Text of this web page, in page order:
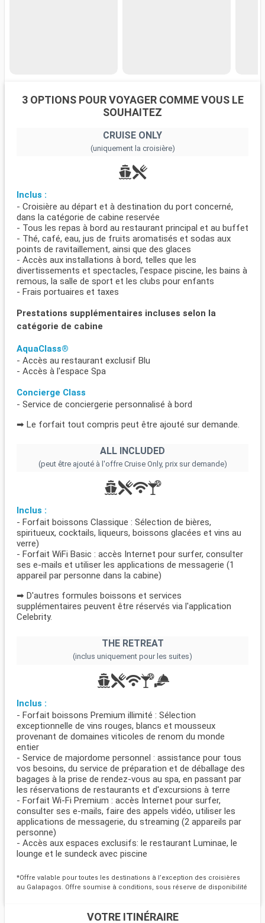
3 OPTIONS POUR VOYAGER COMME VOUS LE
SOUHAITEZ
CRUISE ONLY
(uniquement la croisière)
Inclus :
- Croisière au départ et à destination du port concerné,
dans la catégorie de cabine reservée
- Tous les repas à bord au restaurant principal et au buffet
- Thé, café, eau, jus de fruits aromatisés et sodas aux
points de ravitaillement, ainsi que des glaces
- Accès aux installations à bord, telles que les
divertissements et spectacles, l'espace piscine, les bains à
remous, la salle de sport et les clubs pour enfants
- Frais portuaires et taxes
Prestations supplémentaires incluses selon la
catégorie de cabine
AquaClass®
- Accès au restaurant exclusif Blu
- Accès à l'espace Spa
Concierge Class
- Service de conciergerie personnalisé à bord
➡ Le forfait tout compris peut être ajouté sur demande.
ALL INCLUDED
(peut être ajouté à l'offre Cruise Only, prix sur demande)
Inclus :
- Forfait boissons Classique : Sélection de bières,
spiritueux, cocktails, liqueurs, boissons glacées et vins au
verre)
- Forfait WiFi Basic : accès Internet pour surfer, consulter
ses e-mails et utiliser les applications de messagerie (1
appareil par personne dans la cabine)
➡ D'autres formules boissons et services
supplémentaires peuvent être réservés via l'application
Celebrity.
THE RETREAT
(inclus uniquement pour les suites)
Inclus :
- Forfait boissons Premium illimité : Sélection
exceptionnelle de vins rouges, blancs et mousseux
provenant de domaines viticoles de renom du monde
entier
- Service de majordome personnel : assistance pour tous
vos besoins, du service de préparation et de déballage des
bagages à la prise de rendez-vous au spa, en passant par
les réservations de restaurants et d'excursions à terre
- Forfait Wi-Fi Premium : accès Internet pour surfer,
consulter ses e-mails, faire des appels vidéo, utiliser les
applications de messagerie, du streaming (2 appareils par
personne)
- Accès aux espaces exclusifs: le restaurant Luminae, le
lounge et le sundeck avec piscine
*Offre valable pour toutes les destinations à l’exception des croisières
au Galapagos. Offre soumise à conditions, sous réserve de disponibilité
VOTRE ITINÉRAIRE